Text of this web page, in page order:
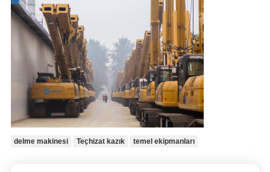
delme makinesi Teçhizat kazık temel ekipmanları